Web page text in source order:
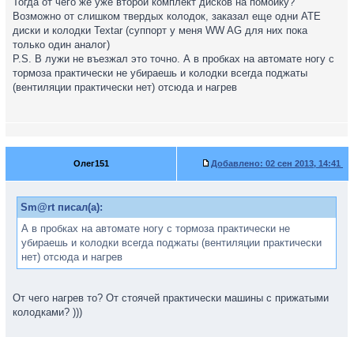
Возможно от слишком твердых колодок, заказал еще одни АТЕ
диски и колодки Textar (суппорт у меня WW AG для них пока
только один аналог)
P.S. В лужи не въезжал это точно. А в пробках на автомате ногу с
тормоза практически не убираешь и колодки всегда поджаты
(вентиляции практически нет) отсюда и нагрев
Олег151 Добавлено: 02 сен 2013, 14:41
Sm@rt писал(а):
А в пробках на автомате ногу с тормоза практически не
убираешь и колодки всегда поджаты (вентиляции практически
нет) отсюда и нагрев
От чего нагрев то? От стоячей практически машины с прижатыми
колодками? )))